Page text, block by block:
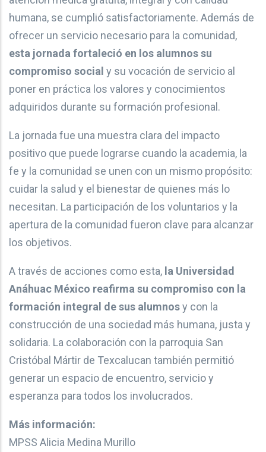
humana, se cumplió satisfactoriamente. Además de
ofrecer un servicio necesario para la comunidad,
esta jornada fortaleció en los alumnos su
compromiso social y su vocación de servicio al
poner en práctica los valores y conocimientos
adquiridos durante su formación profesional.
La jornada fue una muestra clara del impacto
positivo que puede lograrse cuando la academia, la
fe y la comunidad se unen con un mismo propósito:
cuidar la salud y el bienestar de quienes más lo
necesitan. La participación de los voluntarios y la
apertura de la comunidad fueron clave para alcanzar
los objetivos.
A través de acciones como esta, la Universidad
Anáhuac México reafirma su compromiso con la
formación integral de sus alumnosy con la
construcción de una sociedad más humana, justa y
solidaria. La colaboración con la parroquia San
Cristóbal Mártir de Texcalucan también permitió
generar un espacio de encuentro, servicio y
esperanza para todos los involucrados.
Más información:
MPSS Alicia Medina Murillo